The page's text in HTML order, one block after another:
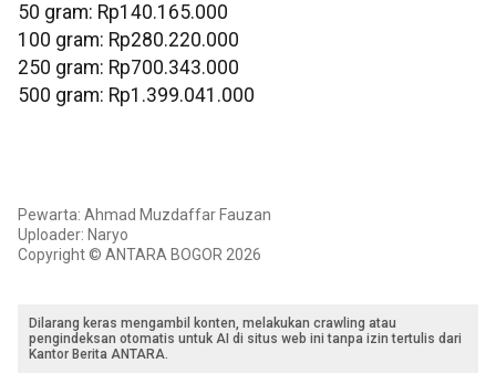
‎50 gram: Rp140.165.000
‎100 gram: Rp280.220.000
250 gram: Rp700.343.000
‎500 gram: Rp1.399.041.000
Pewarta: Ahmad Muzdaffar Fauzan
Uploader: Naryo
Copyright © ANTARA BOGOR 2026
Dilarang keras mengambil konten, melakukan crawling atau
pengindeksan otomatis untuk AI di situs web ini tanpa izin tertulis dari
Kantor Berita ANTARA.